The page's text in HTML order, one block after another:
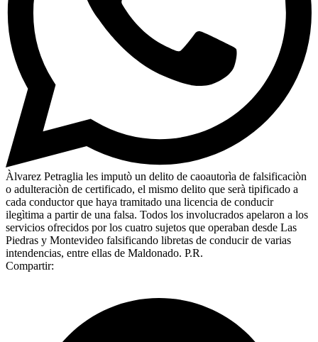
Àlvarez Petraglia les imputò un delito de caoautorìa de falsificaciòn
o adulteraciòn de certificado, el mismo delito que serà tipificado a
cada conductor que haya tramitado una licencia de conducir
ilegìtima a partir de una falsa. Todos los involucrados apelaron a los
servicios ofrecidos por los cuatro sujetos que operaban desde Las
Piedras y Montevideo falsificando libretas de conducir de varias
intendencias, entre ellas de Maldonado. P.R.
Compartir: